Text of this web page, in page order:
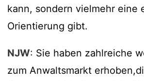
kann, sondern vielmehr eine
Orientierung gibt.
NJW: Sie haben zahlreiche
zum Anwaltsmarkt